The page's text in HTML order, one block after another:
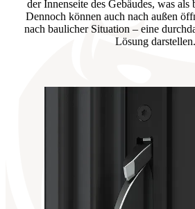
der Innenseite des Gebäudes, was als
Dennoch können auch nach außen
nach baulicher Situation – eine
Lösung darstellen.